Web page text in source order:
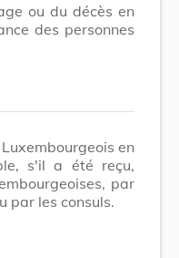
ou du décès en
des personnes
en
s'il a été reçu,
par
par les consuls.